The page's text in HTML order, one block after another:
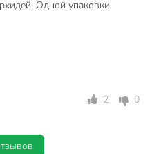
Одной упаковки
2 0